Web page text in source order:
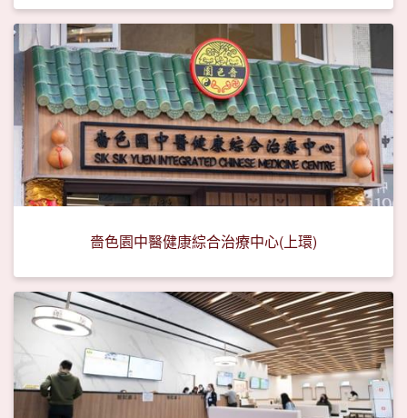
嗇色園中醫健康綜合治療中心(上環)